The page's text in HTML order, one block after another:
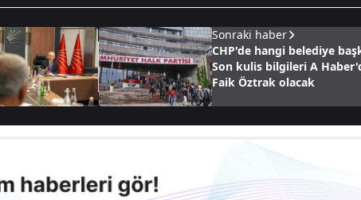
Sonraki haber
CHP'de hangi belediye
Son kulis bilgileri A
Faik Öztrak olacak